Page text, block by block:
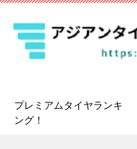
プレミアムタイヤランキ
ング！